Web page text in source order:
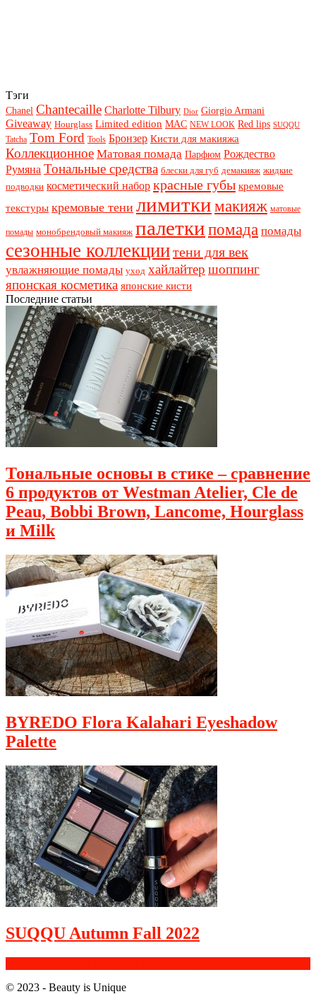
Тэги
Chanel Chantecaille Charlotte Tilbury Dior Giorgio Armani
Giveaway Hourglass Limited edition MAC NEW LOOK Red lips SUQQU
Tatcha Tom Ford Tools Бронзер Кисти для макияжа
Коллекционное Матовая помада Парфюм Рождество
Румяна Тональные средства блески для губ демакияж жидкие
подводки косметический набор красные губы кремовые
текстуры кремовые тени лимиткимакияж матовые
помады монобрендовый макияж палеткипомада помады
сезонные коллекциитени для век
увлажняющие помады уход хайлайтер шоппинг
японская косметика японские кисти
Последние статьи
Тональные основы в стике – сравнение
6 продуктов от Westman Atelier, Cle de
Peau, Bobbi Brown, Lancome, Hourglass
и Milk
BYREDO Flora Kalahari Eyeshadow
Palette
SUQQU Autumn Fall 2022
© 2023 - Beauty is Unique